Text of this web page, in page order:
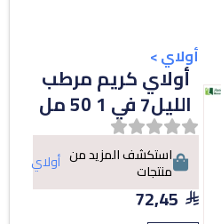
أولاي>
أولاي كريم مرطب
الليل7 في 1 50 مل
استكشف المزيد من
منتجات أولاي
72,45